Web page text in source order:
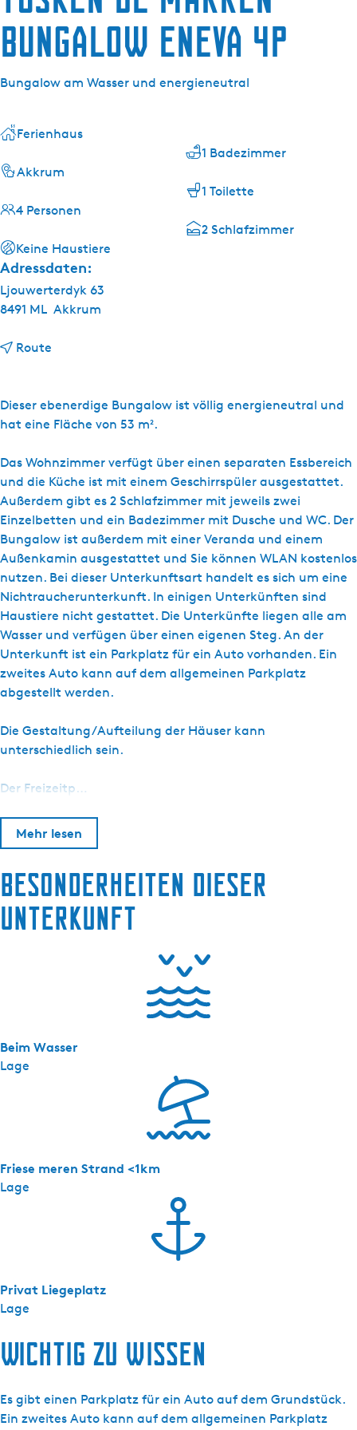
Bungalow Eneva 4p
Bungalow am Wasser und energieneutral
Dieser ebenerdige Bungalow ist völlig energieneutral und
hat eine Fläche von 53 m².
Das Wohnzimmer verfügt über einen separaten Essbereich
und die Küche ist mit einem Geschirrspüler ausgestattet.
Außerdem gibt es 2 Schlafzimmer mit jeweils zwei
Einzelbetten und ein Badezimmer mit Dusche und WC. Der
Bungalow ist außerdem mit einer Veranda und einem
Außenkamin ausgestattet und Sie können WLAN kostenlos
nutzen. Bei dieser Unterkunftsart handelt es sich um eine
Nichtraucherunterkunft. In einigen Unterkünften sind
Haustiere nicht gestattet. Die Unterkünfte liegen alle am
Wasser und verfügen über einen eigenen Steg. An der
Unterkunft ist ein Parkplatz für ein Auto vorhanden. Ein
zweites Auto kann auf dem allgemeinen Parkplatz
abgestellt werden.
Die Gestaltung/Aufteilung der Häuser kann
unterschiedlich sein.
Der Freizeitp…
Mehr lesen
Besonderheiten dieser
Unterkunft
Lage
Beim Wasser
Lage
Friese meren Strand <1km
Lage
Privat Liegeplatz
Wichtig zu wissen
Es gibt einen Parkplatz für ein Auto auf dem Grundstück.
Ein zweites Auto kann auf dem allgemeinen Parkplatz
Ferienhaus
Akkrum
4 Personen
Keine Haustiere
1 Badezimmer
1 Toilette
2 Schlafzimmer
Adressdaten:
Ljouwerterdyk 63
8491 ML Akkrum
Route
T
u
k
e
n
d
e
M
a
r
r
e
n
-
B
n
g
l
w
E